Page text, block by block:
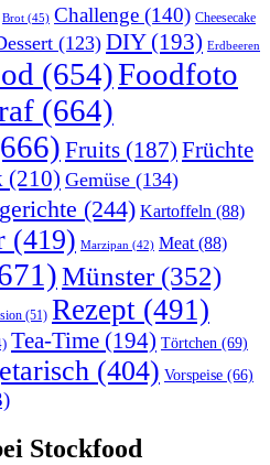
Brot (45) Challenge (140) Cheesecake
(123) DIY(193) Erdbeeren
(654)Foodfoto
(664)
Fruits (187) Früchte
(210) Gemüse (134)
(244) Kartoffeln (88)
(419) Marzipan (42) Meat (88)
Münster(352)
(51) Rezept (491)
Tea-Time (194) Törtchen (69)
(404) Vorspeise (66)
Stockfood